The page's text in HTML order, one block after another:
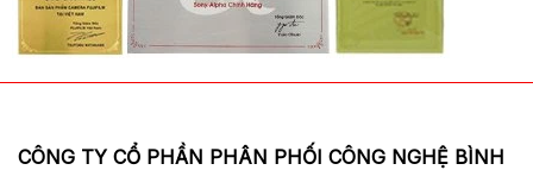
CÔNG TY CỔ PHẦN PHÂN PHỐI CÔNG NGHỆ BÌNH